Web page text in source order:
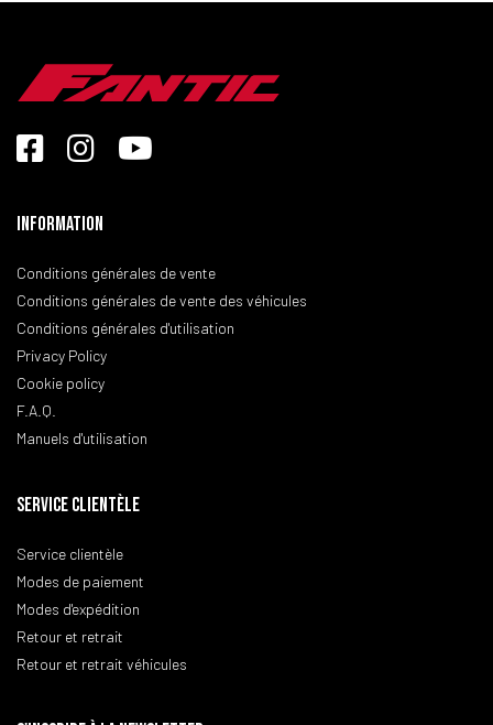
Information
Conditions générales de vente
Conditions générales de vente des véhicules
Conditions générales d'utilisation
Privacy Policy
Cookie policy
F.A.Q.
Manuels d'utilisation
SERVICE CLIENTÈLE
Service clientèle
Modes de paiement
Modes d'expédition
Retour et retrait
Retour et retrait véhicules